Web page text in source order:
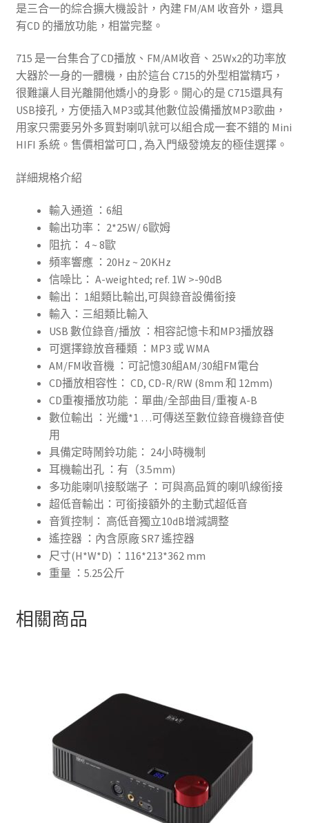
是三合一的綜合擴大機設計，內建 FM/AM 收音外，還具
有CD 的播放功能，相當完整。
715 是一台集合了CD播放、FM/AM收音、25Wx2的功率放
大器於一身的一體機，由於這台 C715的外型相當精巧，
很難讓人目光離開他嬌小的身影。開心的是 C715還具有
USB接孔，方便插入MP3或其他數位設備播放MP3歌曲，
用家只需要另外多買對喇叭就可以組合成一套不錯的 Mini
HIFI 系統。售價相當可口 , 為入門級發燒友的極佳選擇。
詳細規格介紹
輸入通道 ：6組
輸出功率： 2*25W/ 6歐姆
阻抗： 4 ~ 8歐
頻率響應 ：20Hz ~ 20KHz
信噪比： A-weighted; ref. 1W >-90dB
輸出： 1組類比輸出,可與錄音設備銜接
輸入：三組類比輸入
USB 數位錄音/播放 ：相容記憶卡和MP3播放器
可選擇錄放音種類 ：MP3 或 WMA
AM/FM收音機 ：可記憶30組AM/30組FM電台
CD播放相容性： CD, CD-R/RW (8mm 和 12mm)
CD重複播放功能 ：單曲/全部曲目/重複 A-B
數位輸出 ：光纖*1 …可傳送至數位錄音機錄音使
用
具備定時鬧鈴功能： 24小時機制
耳機輸出孔 ：有（3.5mm)
多功能喇叭接駁端子 ：可與高品質的喇叭線銜接
超低音輸出：可銜接額外的主動式超低音
音質控制： 高低音獨立10dB增減調整
遙控器 ：內含原廠 SR7 遙控器
尺寸(H*W*D) ：116*213*362 mm
重量 ：5.25公斤
相關商品